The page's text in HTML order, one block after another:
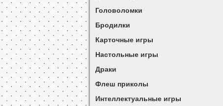
Головоломки
Бродилки
Карточные игры
Настольные игры
Драки
Флеш приколы
Интеллектуальные игры